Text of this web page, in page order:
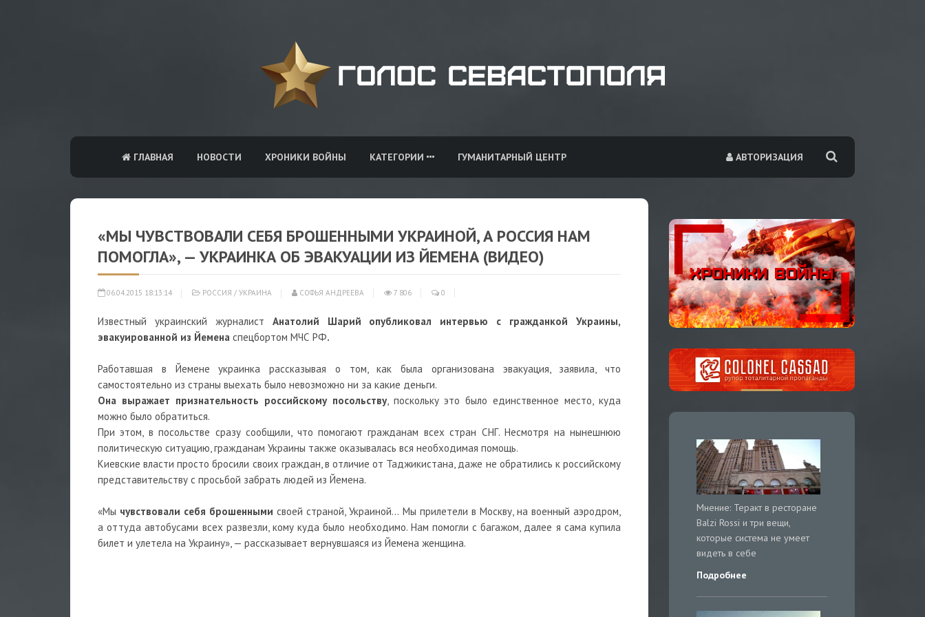
АВТОРИЗАЦИЯ
ГЛАВНАЯ НОВОСТИ ХРОНИКИ ВОЙНЫ КАТЕГОРИИ ГУМАНИТАРНЫЙ ЦЕНТР
«МЫ ЧУВСТВОВАЛИ СЕБЯ БРОШЕННЫМИ УКРАИНОЙ, А РОССИЯ НАМ
ПОМОГЛА», — УКРАИНКА ОБ ЭВАКУАЦИИ ИЗ ЙЕМЕНА (ВИДЕО)
06.04.2015 18:13:14 РОССИЯ / УКРАИНА СОФЬЯ АНДРЕЕВА 7 806 0
Известный украинский журналист Анатолий Шарий опубликовал интервью с гражданкой Украины,
эвакуированной из Йемена спецбортом МЧС РФ.
Работавшая в Йемене украинка рассказывая о том, как была организована эвакуация, заявила, что
самостоятельно из страны выехать было невозможно ни за какие деньги.
Она выражает признательность российскому посольству, поскольку это было единственное место, куда
можно было обратиться.
При этом, в посольстве сразу сообщили, что помогают гражданам всех стран СНГ. Несмотря на нынешнюю
политическую ситуацию, гражданам Украины также оказывалась вся необходимая помощь.
Киевские власти просто бросили своих граждан, в отличие от Таджикистана, даже не обратились к российскому
представительству с просьбой забрать людей из Йемена.
«Мы чувствовали себя брошенными своей страной, Украиной… Мы прилетели в Москву, на военный аэродром,
а оттуда автобусами всех развезли, кому куда было необходимо. Нам помогли с багажом, далее я сама купила
билет и улетела на Украину», — рассказывает вернувшаяся из Йемена женщина.
Мнение: Теракт в ресторане
Balzi Rossi и три вещи,
которые система не умеет
видеть в себе
Подробнее